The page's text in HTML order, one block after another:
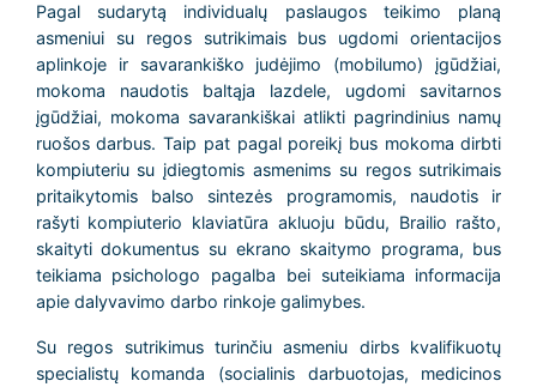
Pagal sudarytą individualų paslaugos teikimo planą
asmeniui su regos sutrikimais bus ugdomi orientacijos
aplinkoje ir savarankiško judėjimo (mobilumo) įgūdžiai,
mokoma naudotis baltąja lazdele, ugdomi savitarnos
įgūdžiai, mokoma savarankiškai atlikti pagrindinius namų
ruošos darbus. Taip pat pagal poreikį bus mokoma dirbti
kompiuteriu su įdiegtomis asmenims su regos sutrikimais
pritaikytomis balso sintezės programomis, naudotis ir
rašyti kompiuterio klaviatūra akluoju būdu, Brailio rašto,
skaityti dokumentus su ekrano skaitymo programa, bus
teikiama psichologo pagalba bei suteikiama informacija
apie dalyvavimo darbo rinkoje galimybes.
Su regos sutrikimus turinčiu asmeniu dirbs kvalifikuotų
specialistų komanda (socialinis darbuotojas, medicinos